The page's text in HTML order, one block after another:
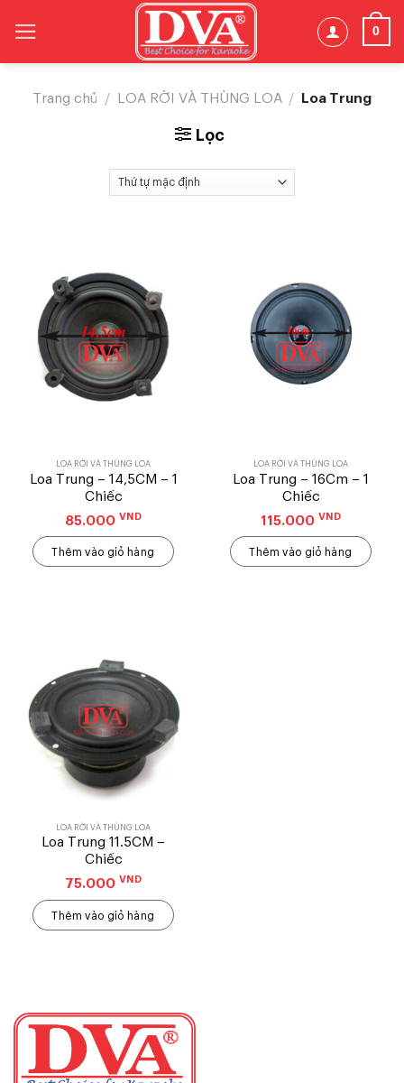
content
0
Trang chủ / LOA RỜI VÀ THÙNG LOA / Loa Trung
Lọc
LOA RỜI VÀ THÙNG LOA
Loa Trung – 14,5CM – 1
Chiếc
85.000 VND
Thêm vào giỏ hàng
LOA RỜI VÀ THÙNG LOA
Loa Trung – 16Cm – 1
Chiếc
115.000 VND
Thêm vào giỏ hàng
LOA RỜI VÀ THÙNG LOA
Loa Trung 11.5CM –
Chiếc
75.000 VND
Thêm vào giỏ hàng